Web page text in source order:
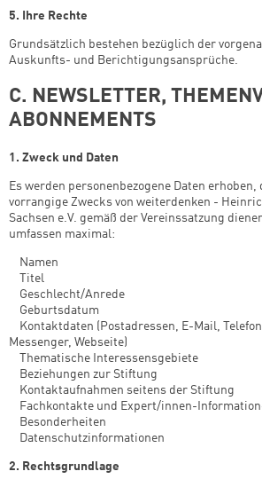
5. Ihre Rechte
Grundsätzlich bestehen bezüglich der
Auskunfts- und Berichtigungsansprüche.
C. NEWSLETTER,
ABONNEMENTS
1. Zweck und Daten
Es werden personenbezogene Daten
vorrangige Zwecks von weiterdenken -
Sachsen e.V. gemäß der Vereinssatzung
umfassen maximal:
­ Namen
­ Titel
­ Geschlecht/Anrede
­ Geburtsdatum
Kontaktdaten (Postadressen, E-Mail,
Messenger, Webseite)
­ Thematische Interessensgebiete
­ Beziehungen zur Stiftung
­ Kontaktaufnahmen seitens der Stiftung
Fachkontakte und Expert/innen-
­ Besonderheiten
­ Datenschutzinformationen
2. Rechtsgrundlage